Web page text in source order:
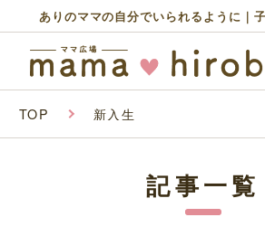
ありのママの自分でいられるように｜
TOP 新入生
記事一覧